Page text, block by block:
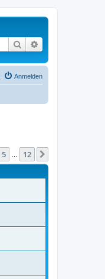
Suche
Anmelden
5 12